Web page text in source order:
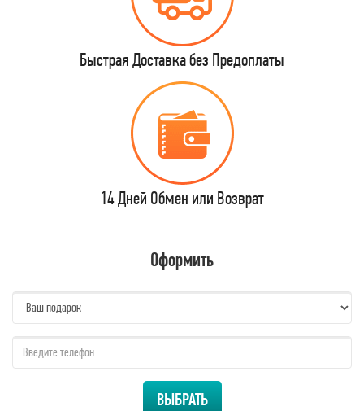
Быстрая Доставка без Предоплаты
14 Дней Обмен или Возврат
Оформить
ВЫБРАТЬ